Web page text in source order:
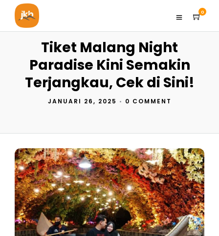
0
Tiket Malang Night
Paradise Kini Semakin
Terjangkau, Cek di Sini!
JANUARI 26, 2025 • 0 COMMENT